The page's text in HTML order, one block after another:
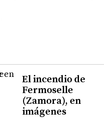
El incendio de
Fermoselle
(Zamora), en
imágenes